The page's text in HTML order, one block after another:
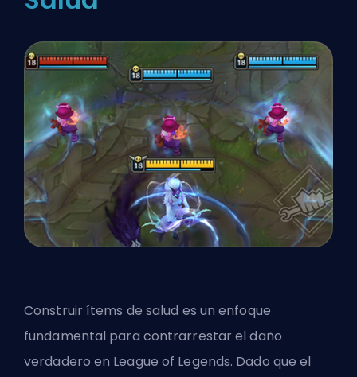
Construir ítems de salud es un enfoque
fundamental para contrarrestar el daño
verdadero en League of Legends. Dado que el